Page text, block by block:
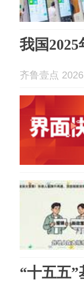
我国
齐鲁壹点
“十五五